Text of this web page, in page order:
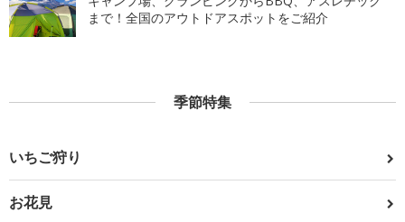
まで！全国のアウトドアスポットをご紹介
季節特集
いちご狩り
お花見